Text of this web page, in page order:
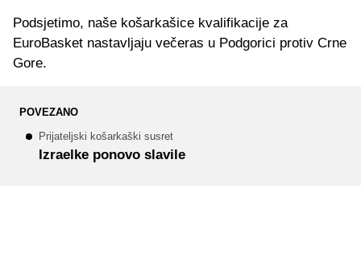
Podsjetimo, naše košarkašice kvalifikacije za
EuroBasket nastavljaju večeras u Podgorici protiv Crne
Gore.
POVEZANO
Prijateljski košarkaški susret
Izraelke ponovo slavile